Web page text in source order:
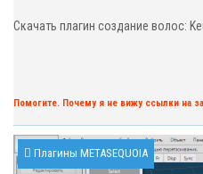
Скачать плагин создание волос:
Помогите. Почему я не вижу ссылки на
Плагины METASEQUOIA